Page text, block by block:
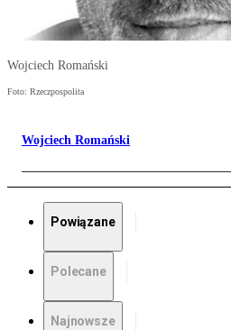
Wojciech Romański
Foto: Rzeczpospolita
Wojciech Romański
Powiązane
Polecane
Najnowsze